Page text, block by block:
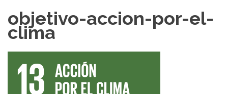
objetivo-accion-por-el-
clima